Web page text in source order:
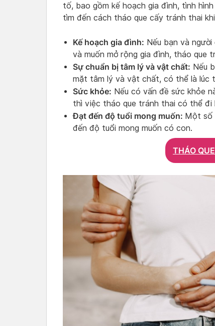
tố, bao gồm kế hoạch gia đình, tình
tìm đến cách tháo que cấy tránh thai
Kế hoạch gia đình: Nếu bạn và
và muốn mở rộng gia đình, tháo que
Sự chuẩn bị tâm lý và vật chất: Nếu
mặt tâm lý và vật chất, có thể là lúc
Sức khỏe: Nếu có vấn đề sức khỏe
thì việc tháo que tránh thai có thể đi
Đạt đến độ tuổi mong muốn: Một số
đến độ tuổi mong muốn có con.
THÁO